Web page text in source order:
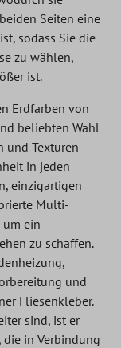
Seiten eine
sodass Sie die
zu wählen,
ist.
Erdfarben von
beliebten Wahl
und Texturen
in jeden
einzigartigen
Multi-
um ein
zu schaffen.
und
Fliesenkleber.
sind, ist er
die in Verbindung